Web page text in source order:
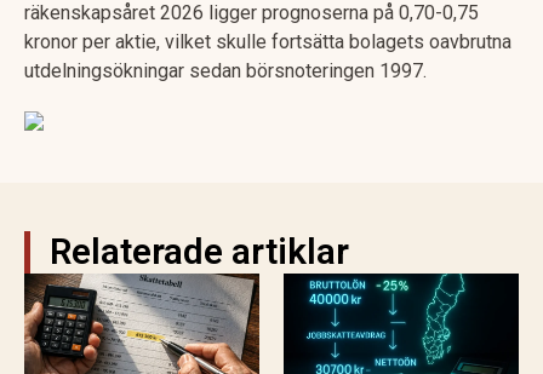
räkenskapsåret 2026 ligger prognoserna på 0,70-0,75
kronor per aktie, vilket skulle fortsätta bolagets oavbrutna
utdelningsökningar sedan börsnoteringen 1997.
Relaterade artiklar